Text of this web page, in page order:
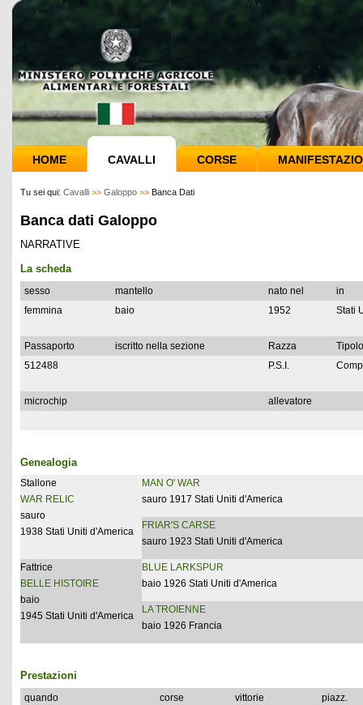
HOME CAVALLI CORSE
Tu sei qui: Cavalli >> Galoppo >> Banca Dati
Banca dati Galoppo
NARRATIVE
La scheda
sesso mantello nato nel
in
femmina
baio 1952 Stati
Passaporto iscritto nella sezione Razza
512488
P.S.I.
microchip allevatore
Genealogia
Stallone
WAR RELIC
sauro
1938 Stati Uniti d'America
MAN O' WAR
sauro 1917 Stati Uniti d'America
FRIAR'S CARSE
sauro 1923 Stati Uniti d'America
Fattrice
BELLE HISTOIRE
baio
1945 Stati Uniti d'America
BLUE LARKSPUR
baio 1926 Stati Uniti d'America
LA TROIENNE
baio 1926 Francia
Prestazioni
quando corse vittorie
piazz.